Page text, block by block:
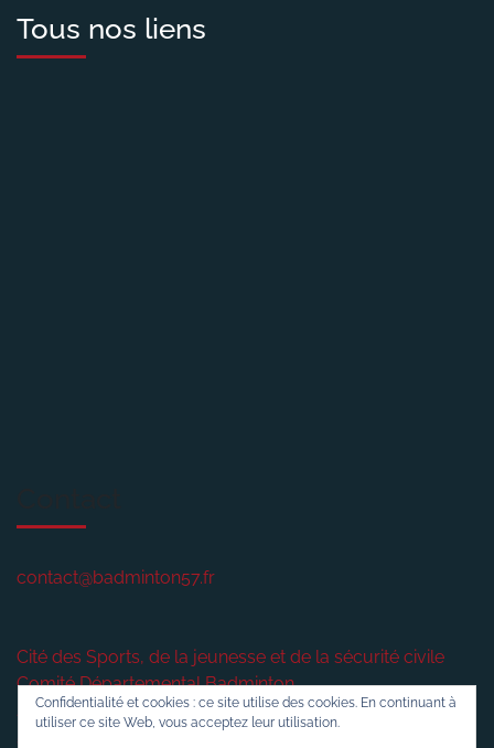
Tous nos liens
contact@badminton57.fr
Cité des Sports, de la jeunesse et de la sécurité civile
Comité Départemental Badminton
2 rue plénière
Confidentialité et cookies : ce site utilise des cookies. En continuant à
utiliser ce site Web, vous acceptez leur utilisation.